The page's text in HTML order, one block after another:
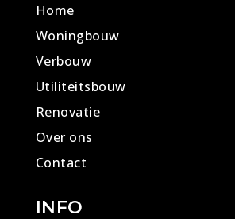
Home
Woningbouw
Verbouw
Utiliteitsbouw
Renovatie
Over ons
Contact
INFO